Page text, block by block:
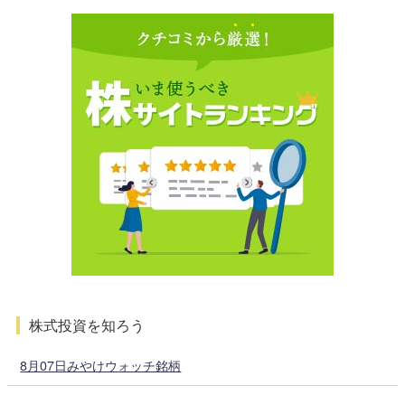
株式投資を知ろう
8月07日みやけウォッチ銘柄